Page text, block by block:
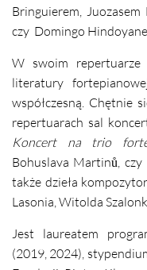
Bringuierem,
czy Domingo
W swoim repertuarze
literatury
współczesną. Chętnie
repertuarach sal
Koncert na trio
Bohuslava Martinů , czy
także dzieła
Lasonia, Witolda
Jest laureatem
(2019, 2024),